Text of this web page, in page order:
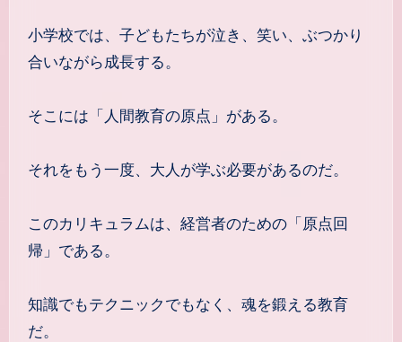
小学校では、子どもたちが泣き、笑い、ぶつかり
合いながら成長する。
そこには「人間教育の原点」がある。
それをもう一度、大人が学ぶ必要があるのだ。
このカリキュラムは、経営者のための「原点回
帰」である。
知識でもテクニックでもなく、魂を鍛える教育
だ。